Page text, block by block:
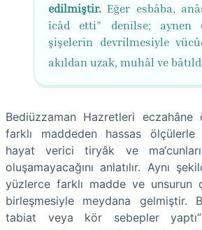
edilmiştir. Eğer esbâba,
îcâd etti” denilse; aynen
şişelerin devrilmesiyle
akıldan uzak, muhâl ve
Bediüzzaman Hazretleri eczahâne
farklı maddeden hassas ölçülerle
hayat verici tiryâk ve
oluşamayacağını anlatılır. Aynı
yüzlerce farklı madde ve unsurun
birleşmesiyle meydana gelmiştir.
tabiat veya kör sebepler